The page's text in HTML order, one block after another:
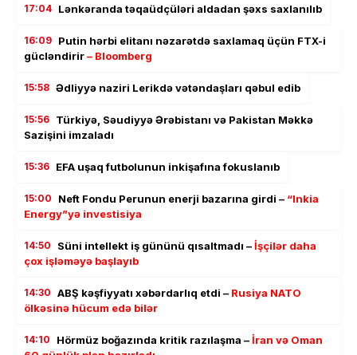
17:04 Lənkəranda təqaüdçüləri aldadan şəxs saxlanılıb
16:09 Putin hərbi elitanı nəzarətdə saxlamaq üçün FTX-i
gücləndirir– Bloomberg
15:58 Ədliyyə naziri Lerikdə vətəndaşları qəbul edib
15:56 Türkiyə, Səudiyyə Ərəbistanı və Pakistan Məkkə
Sazişini imzaladı
15:36 EFA uşaq futbolunun inkişafına fokuslanıb
15:00 Neft Fondu Perunun enerji bazarına girdi – “Inkia
Energy”yə investisiya
14:50 Süni intellekt iş gününü qısaltmadı –İşçilər daha
çox işləməyə başlayıb
14:30 ABŞ kəşfiyyatı xəbərdarlıq etdi – Rusiya NATO
ölkəsinə hücum edə bilər
14:10 Hörmüz boğazında kritik razılaşma –İran və Oman